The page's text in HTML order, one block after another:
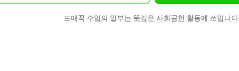
도매꾹 수입의 일부는 뜻깊은 사회공헌 활동에 쓰입니다